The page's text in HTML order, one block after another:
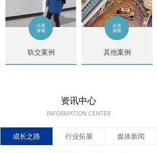
成长之路 行业拓展 媒体新闻
资讯中心
INFORMATION CENTER
轨交案例 其他案例